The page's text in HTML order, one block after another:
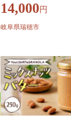
ク 高評価 ソイミル
性ミルク 常温 常温
テロール 健康 美
ヘルシー たんぱく
パク質 蛋白質 ソ
健康 ソイミルクた
質 ソイミルク朝
康 健康飲料 大豆
14,000 円
岐阜県瑞穂市